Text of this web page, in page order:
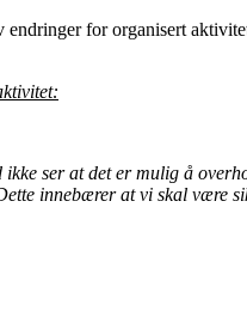
endringer for organisert
ser at det er mulig å
innebærer at vi skal være